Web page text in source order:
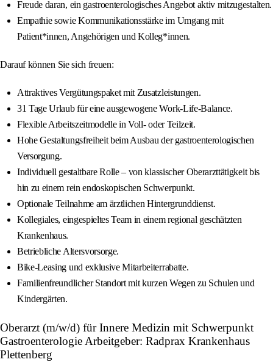
Freude daran, ein gastroenterologisches Angebot aktiv mitzugestalten.
Empathie sowie Kommunikationsstärke im Umgang mit
Patient*innen, Angehörigen und Kolleg*innen.
Darauf können Sie sich freuen:
Attraktives Vergütungspaket mit Zusatzleistungen.
31 Tage Urlaub für eine ausgewogene Work-Life-Balance.
Flexible Arbeitszeitmodelle in Voll- oder Teilzeit.
Hohe Gestaltungsfreiheit beim Ausbau der gastroenterologischen
Versorgung.
Individuell gestaltbare Rolle – von klassischer Oberarzttätigkeit bis
hin zu einem rein endoskopischen Schwerpunkt.
Optionale Teilnahme am ärztlichen Hintergrunddienst.
Kollegiales, eingespieltes Team in einem regional geschätzten
Krankenhaus.
Betriebliche Altersvorsorge.
Bike-Leasing und exklusive Mitarbeiterrabatte.
Familienfreundlicher Standort mit kurzen Wegen zu Schulen und
Kindergärten.
Oberarzt (m/w/d) für Innere Medizin mit Schwerpunkt
Gastroenterologie Arbeitgeber: Radprax Krankenhaus
Plettenberg